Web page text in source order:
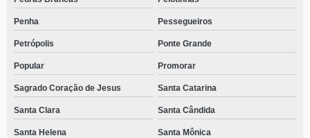
Penha Pessegueiros
Petrópolis Ponte Grande
Popular Promorar
Sagrado Coração de Jesus Santa Catarina
Santa Clara Santa Cândida
Santa Helena Santa Mônica